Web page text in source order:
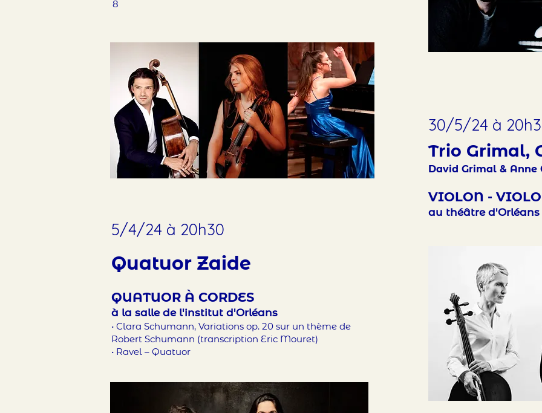
8
30/5/24 à
Trio Grimal,
David Grimal &
VIOLON -
au théâtre d'Orléans
5/4/24 à 20h30
Quatuor Zaide
QUATUOR À CORDES
à la salle de l'institut d'Orléans
• Clara Schumann, Variations op. 20 sur un thème de
Robert Schumann (transcription Eric Mouret)
• Ravel – Quatuor